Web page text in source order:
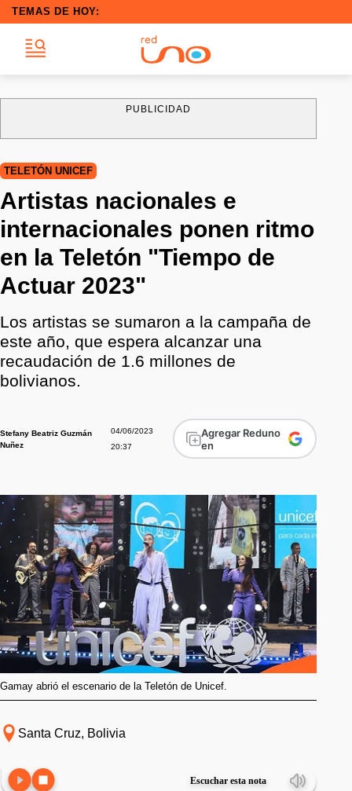
TEMAS DE HOY:
PUBLICIDAD
TELETÓN UNICEF
Artistas nacionales e
internacionales ponen ritmo
en la Teletón "Tiempo de
Actuar 2023"
Los artistas se sumaron a la campaña de
este año, que espera alcanzar una
recaudación de 1.6 millones de
bolivianos.
Stefany Beatriz Guzmán
Nuñez
04/06/2023
20:37
Agregar Reduno
en
Gamay abrió el escenario de la Teletón de Unicef.
Santa Cruz, Bolivia
Escuchar esta nota